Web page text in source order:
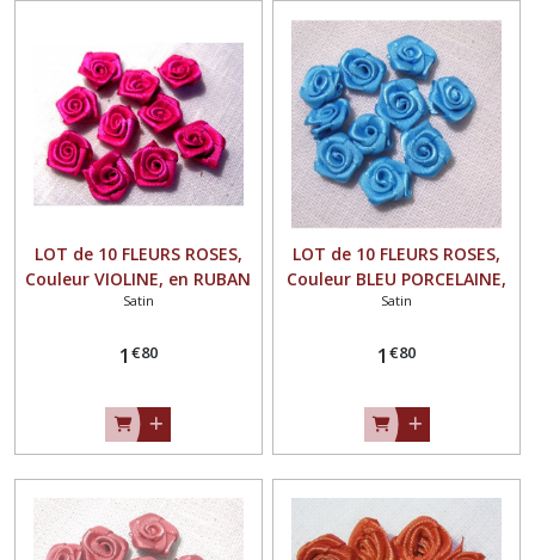
LOT de 10 FLEURS ROSES,
Couleur VIOLINE, en RUBAN
SATIN ** 15 mm ** à
Satin
1 €80
LOT de 10 FLEURS ROSES,
Couleur BLEU PORCELAINE,
en RUBAN SATIN ** 15 mm
Satin
1 €80